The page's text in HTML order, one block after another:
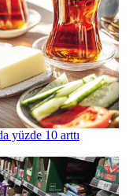
yüzde 10 arttı